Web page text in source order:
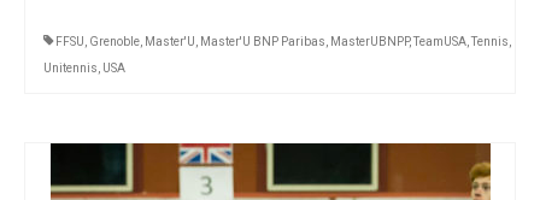
FFSU Grenoble Master'U Master'U BNP Paribas MasterUBNPP,TeamUSA ,Tennis
Unitennis
USA